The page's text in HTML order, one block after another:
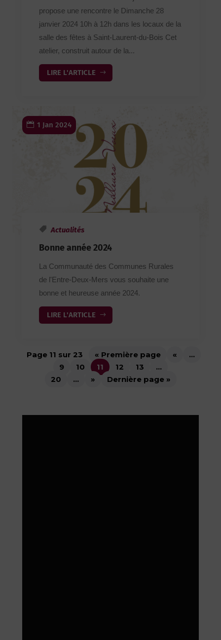
propose une rencontre le Dimanche 28
janvier 2024 10h à 12h dans les locaux de la
salle des fêtes à Saint-Laurent-du-Bois Cet
atelier, construit autour de la...
LIRE L'ARTICLE
1 Jan 2024
Actualités
Bonne année 2024
La Communauté des Communes Rurales
de l'Entre-Deux-Mers vous souhaite une
bonne et heureuse année 2024.
LIRE L'ARTICLE
Page 11 sur 23 « Première page «
…
9
10 11 12 13
…
20
… » Dernière page »